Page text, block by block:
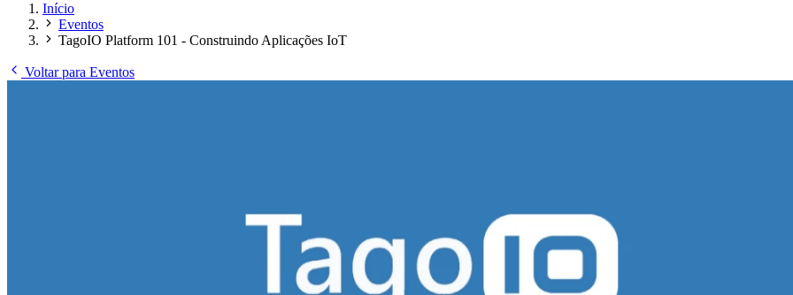
Início
Eventos
TagoIO Platform 101 - Construindo Aplicações IoT
Voltar para Eventos